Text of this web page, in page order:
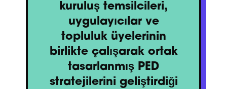
kuruluş temsilcileri,
uygulayıcılar ve
topluluk üyelerinin
birlikte çalışarak ortak
tasarlanmış PED
stratejilerini geliştirdiği